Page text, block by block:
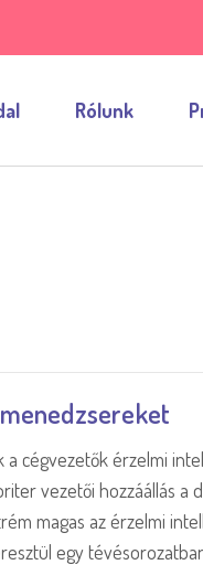
Rólunk
cégvezetők érzelmi
vezetői hozzáállás
magas az érzelmi
egy